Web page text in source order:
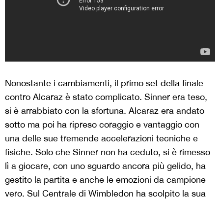
Nonostante i cambiamenti, il primo set della finale
contro Alcaraz è stato complicato. Sinner era teso,
si è arrabbiato con la sfortuna. Alcaraz era andato
sotto ma poi ha ripreso coraggio e vantaggio con
una delle sue tremende accelerazioni tecniche e
fisiche. Solo che Sinner non ha ceduto, si è rimesso
lì a giocare, con uno sguardo ancora più gelido, ha
gestito la partita e anche le emozioni da campione
vero. Sul Centrale di Wimbledon ha scolpito la sua